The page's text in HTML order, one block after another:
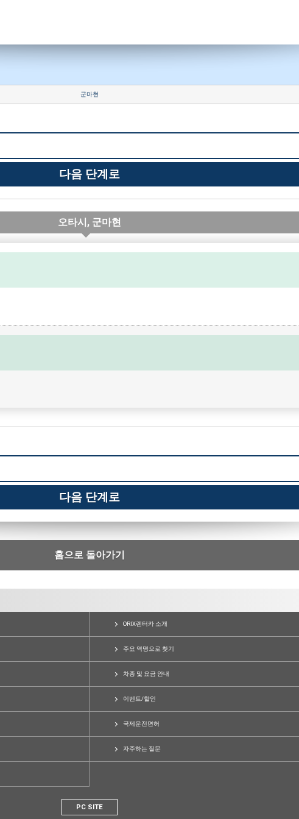
군마현
오타시, 군마현
홈으로 돌아가기
ORIX렌터카 소개
주요 역명으로 찾기
차종 및 요금 안내
이벤트/할인
국제운전면허
자주하는 질문
PC SITE